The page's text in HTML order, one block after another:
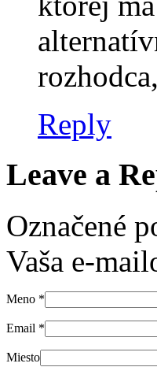
Reply
Leave a
Označené
Vaša e-
Meno *
Email *
Miesto